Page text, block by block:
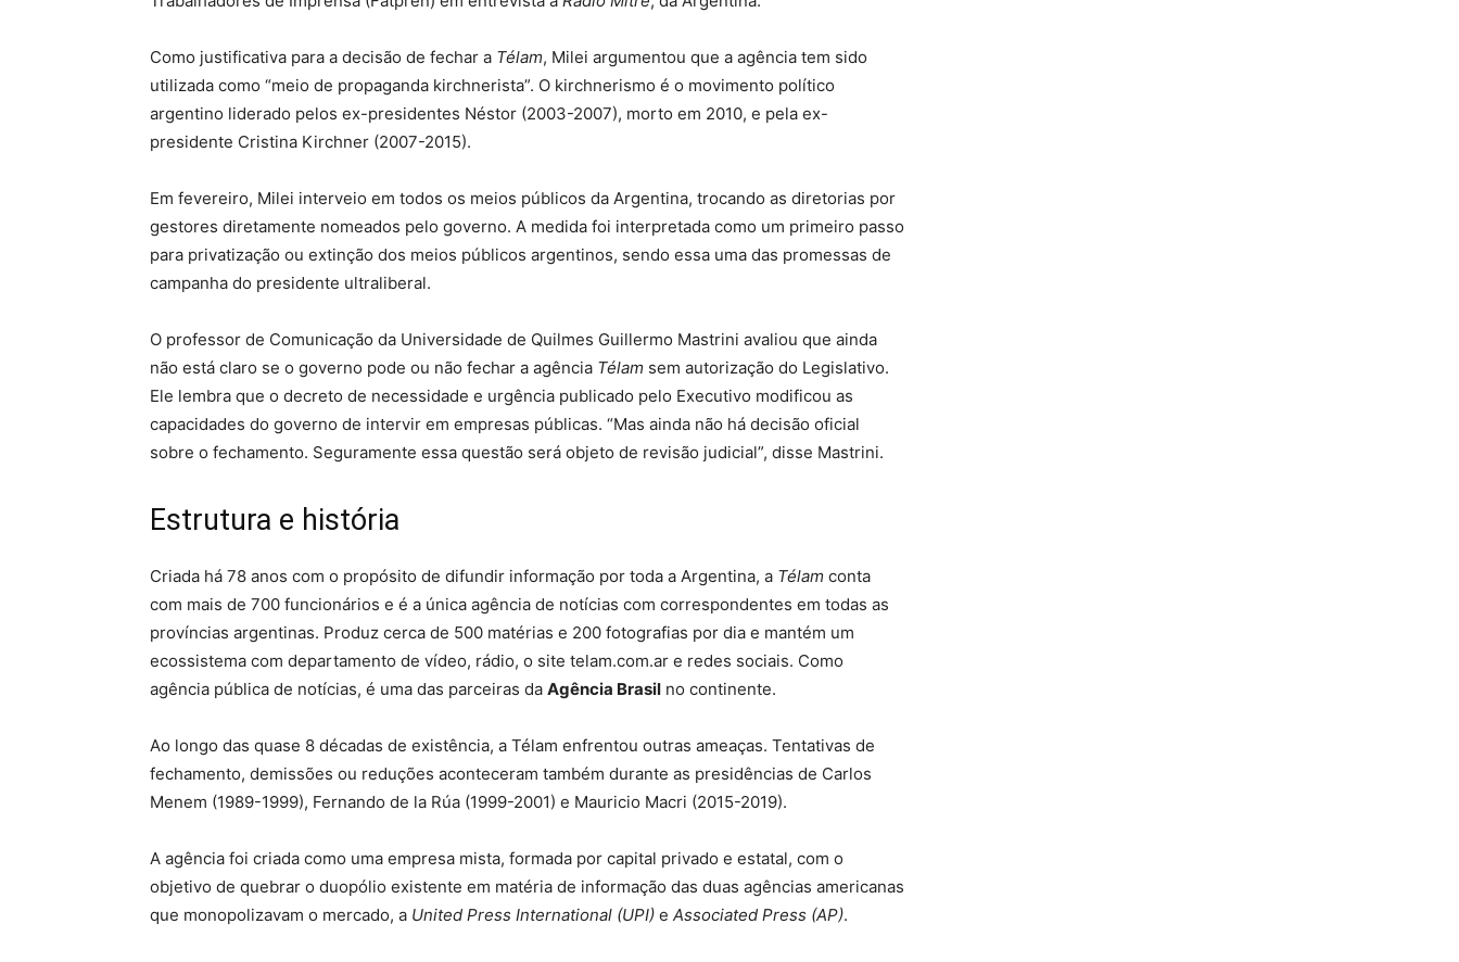
Como justificativa para a decisão de fechar a Télam, Milei argumentou que a agência tem sido
utilizada como “meio de propaganda kirchnerista”. O kirchnerismo é o movimento político
argentino liderado pelos ex-presidentes Néstor (2003-2007), morto em 2010, e pela ex-
presidente Cristina Kirchner (2007-2015).
Em fevereiro, Milei interveio em todos os meios públicos da Argentina, trocando as diretorias por
gestores diretamente nomeados pelo governo. A medida foi interpretada como um primeiro passo
para privatização ou extinção dos meios públicos argentinos, sendo essa uma das promessas de
campanha do presidente ultraliberal.
O professor de Comunicação da Universidade de Quilmes Guillermo Mastrini avaliou que ainda
não está claro se o governo pode ou não fechar a agência Télam sem autorização do Legislativo.
Ele lembra que o decreto de necessidade e urgência publicado pelo Executivo modificou as
capacidades do governo de intervir em empresas públicas. “Mas ainda não há decisão oficial
sobre o fechamento. Seguramente essa questão será objeto de revisão judicial”, disse Mastrini.
Estrutura e história
Criada há 78 anos com o propósito de difundir informação por toda a Argentina, a Télam conta
com mais de 700 funcionários e é a única agência de notícias com correspondentes em todas as
províncias argentinas. Produz cerca de 500 matérias e 200 fotografias por dia e mantém um
ecossistema com departamento de vídeo, rádio, o site telam.com.ar e redes sociais. Como
agência pública de notícias, é uma das parceiras da Agência Brasil no continente.
Ao longo das quase 8 décadas de existência, a Télam enfrentou outras ameaças. Tentativas de
fechamento, demissões ou reduções aconteceram também durante as presidências de Carlos
Menem (1989-1999), Fernando de la Rúa (1999-2001) e Mauricio Macri (2015-2019).
A agência foi criada como uma empresa mista, formada por capital privado e estatal, com o
objetivo de quebrar o duopólio existente em matéria de informação das duas agências americanas
que monopolizavam o mercado, a United Press International (UPI) e Associated Press (AP).